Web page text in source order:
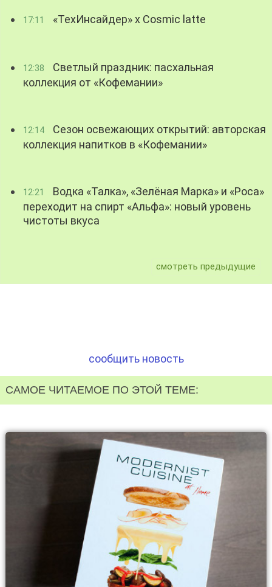
17:11 «ТехИнсайдер» х Cosmic latte
12:38
Светлый праздник: пасхальная
коллекция от «Кофемании»
12:14
Сезон освежающих открытий: авторская
коллекция напитков в «Кофемании»
12:21
Водка «Талка», «Зелёная Марка» и «Роса»
переходит на спирт «Альфа»: новый уровень
чистоты вкуса
смотреть предыдущие
сообщить новость
САМОЕ ЧИТАЕМОЕ ПО ЭТОЙ ТЕМЕ: